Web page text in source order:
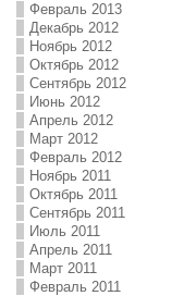
Февраль 2013
Декабрь 2012
Ноябрь 2012
Октябрь 2012
Сентябрь 2012
Июнь 2012
Апрель 2012
Март 2012
Февраль 2012
Ноябрь 2011
Октябрь 2011
Сентябрь 2011
Июль 2011
Апрель 2011
Март 2011
Февраль 2011